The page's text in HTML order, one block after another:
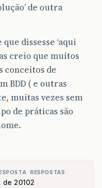
de outra
dissesse ‘aqui
creio que muitos
conceitos de
BDD ( e outras
muitas vezes sem
de práticas são
de 2010
RESPOSTAS
2